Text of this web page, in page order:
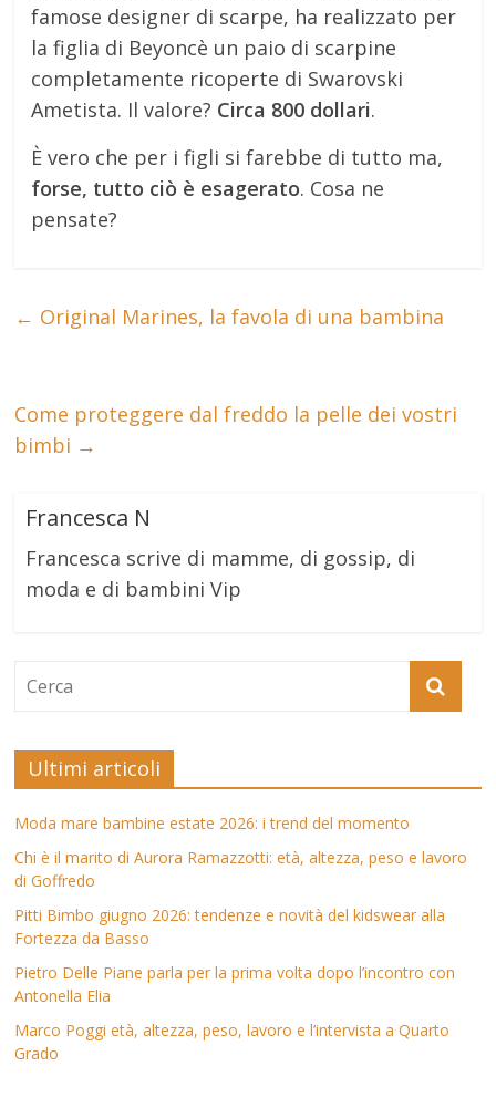
famose designer di scarpe, ha realizzato per
la figlia di Beyoncè un paio di scarpine
completamente ricoperte di Swarovski
Ametista. Il valore? Circa 800 dollari.
È vero che per i figli si farebbe di tutto ma,
forse, tutto ciò è esagerato. Cosa ne
pensate?
← Original Marines, la favola di una bambina
Come proteggere dal freddo la pelle dei vostri
bimbi →
Francesca N
Francesca scrive di mamme, di gossip, di
moda e di bambini Vip
Ultimi articoli
Moda mare bambine estate 2026: i trend del momento
Chi è il marito di Aurora Ramazzotti: età, altezza, peso e lavoro
di Goffredo
Pitti Bimbo giugno 2026: tendenze e novità del kidswear alla
Fortezza da Basso
Pietro Delle Piane parla per la prima volta dopo l’incontro con
Antonella Elia
Marco Poggi età, altezza, peso, lavoro e l’intervista a Quarto
Grado